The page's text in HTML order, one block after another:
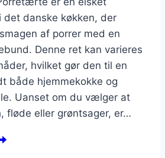
det danske køkken, der
af porrer med en
Denne ret kan varieres
hvilket gør den til en
både hjemmekokke og
Uanset om du vælger at
fløde eller grøntsager, er…